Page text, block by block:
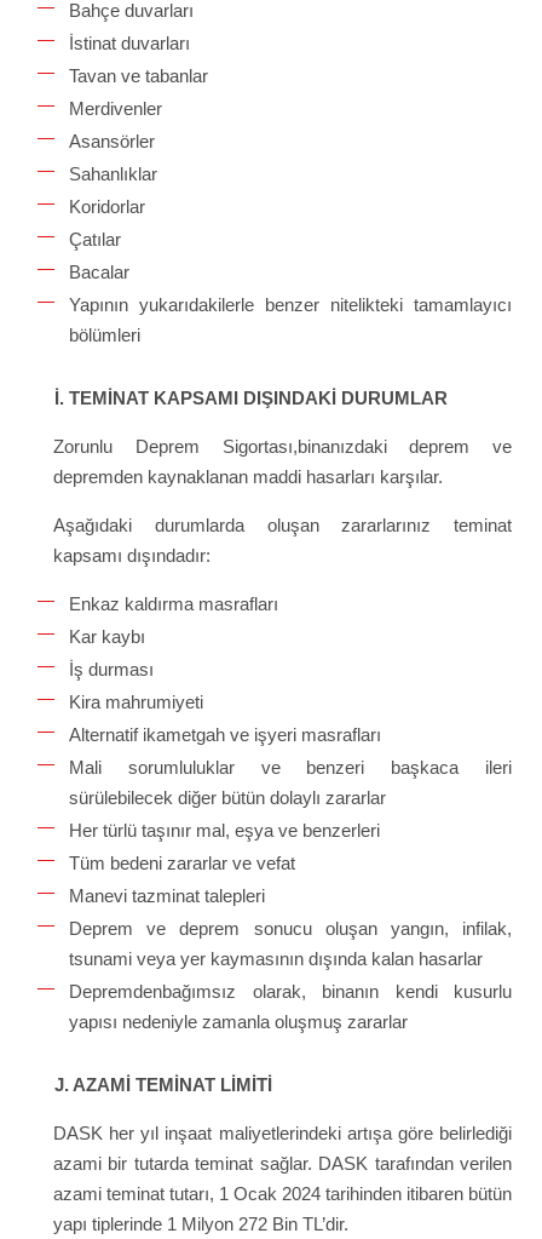
Bahçe duvarları
İstinat duvarları
Tavan ve tabanlar
Merdivenler
Asansörler
Sahanlıklar
Koridorlar
Çatılar
Bacalar
Yapının yukarıdakilerle benzer nitelikteki tamamlayıcı
bölümleri
İ. TEMİNAT KAPSAMI DIŞINDAKİ DURUMLAR
Zorunlu Deprem Sigortası,binanızdaki deprem ve
depremden kaynaklanan maddi hasarları karşılar.
Aşağıdaki durumlarda oluşan zararlarınız teminat
kapsamı dışındadır:
Enkaz kaldırma masrafları
Kar kaybı
İş durması
Kira mahrumiyeti
Alternatif ikametgah ve işyeri masrafları
Mali sorumluluklar ve benzeri başkaca ileri
sürülebilecek diğer bütün dolaylı zararlar
Her türlü taşınır mal, eşya ve benzerleri
Tüm bedeni zararlar ve vefat
Manevi tazminat talepleri
Deprem ve deprem sonucu oluşan yangın, infilak,
tsunami veya yer kaymasının dışında kalan hasarlar
Depremdenbağımsız olarak, binanın kendi kusurlu
yapısı nedeniyle zamanla oluşmuş zararlar
J. AZAMİ TEMİNAT LİMİTİ
DASK her yıl inşaat maliyetlerindeki artışa göre belirlediği
azami bir tutarda teminat sağlar. DASK tarafından verilen
azami teminat tutarı, 1 Ocak 2024 tarihinden itibaren bütün
yapı tiplerinde 1 Milyon 272 Bin TL’dir.